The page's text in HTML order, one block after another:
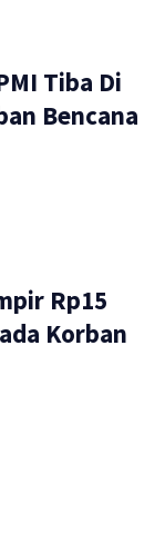
Tiba Di
Bencana
Rp15
Korban